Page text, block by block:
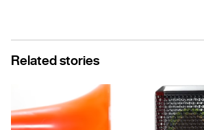
Related stories